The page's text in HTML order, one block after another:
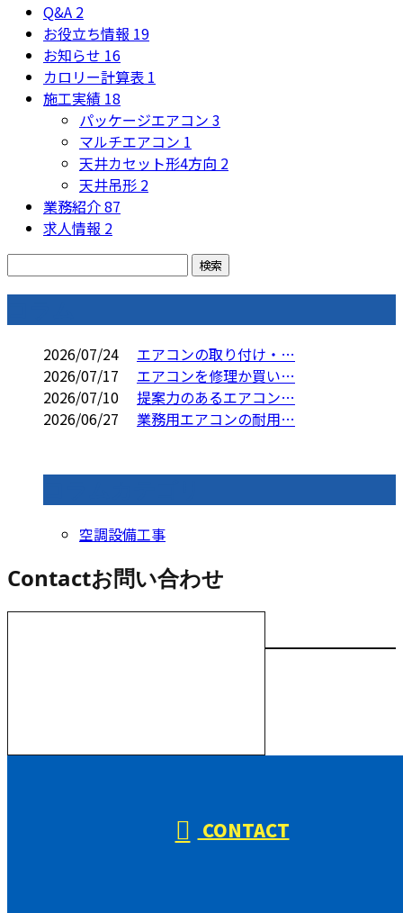
Q&A 2
お役立ち情報 19
お知らせ 16
カロリー計算表 1
施工実績 18
パッケージエアコン 3
マルチエアコン 1
天井カセット形4方向 2
天井吊形 2
業務紹介87
求人情報 2
2026/07/24
エアコンの取り付け・…
2026/07/17
エアコンを修理か買い…
2026/07/10
提案力のあるエアコン…
2026/06/27
業務用エアコンの耐用…
空調設備工事
Contactお問い合わせ
CONTACT